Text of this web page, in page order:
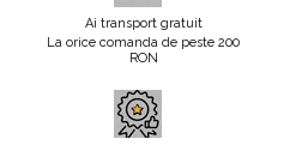
Ai transport gratuit
La orice comanda de peste 200
RON